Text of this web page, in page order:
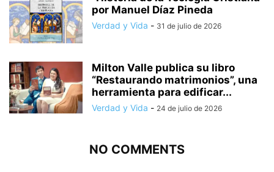
por Manuel Díaz Pineda
Verdad y Vida - 31 de julio de 2026
Milton Valle publica su libro
“Restaurando matrimonios”, una
herramienta para edificar...
Verdad y Vida - 24 de julio de 2026
NO COMMENTS